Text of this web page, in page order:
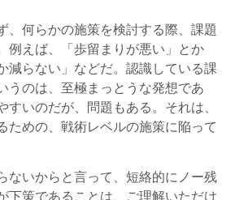
何らかの施策を検討する際、課題
例えば、「歩留まりが悪い」とか
減らない」などだ。認識している課
うのは、至極まっとうな発想であ
すいのだが、問題もある。それは、
ための、戦術レベルの施策に陥って
ないからと言って、短絡的にノー残
下策であることは、ご理解いただけ